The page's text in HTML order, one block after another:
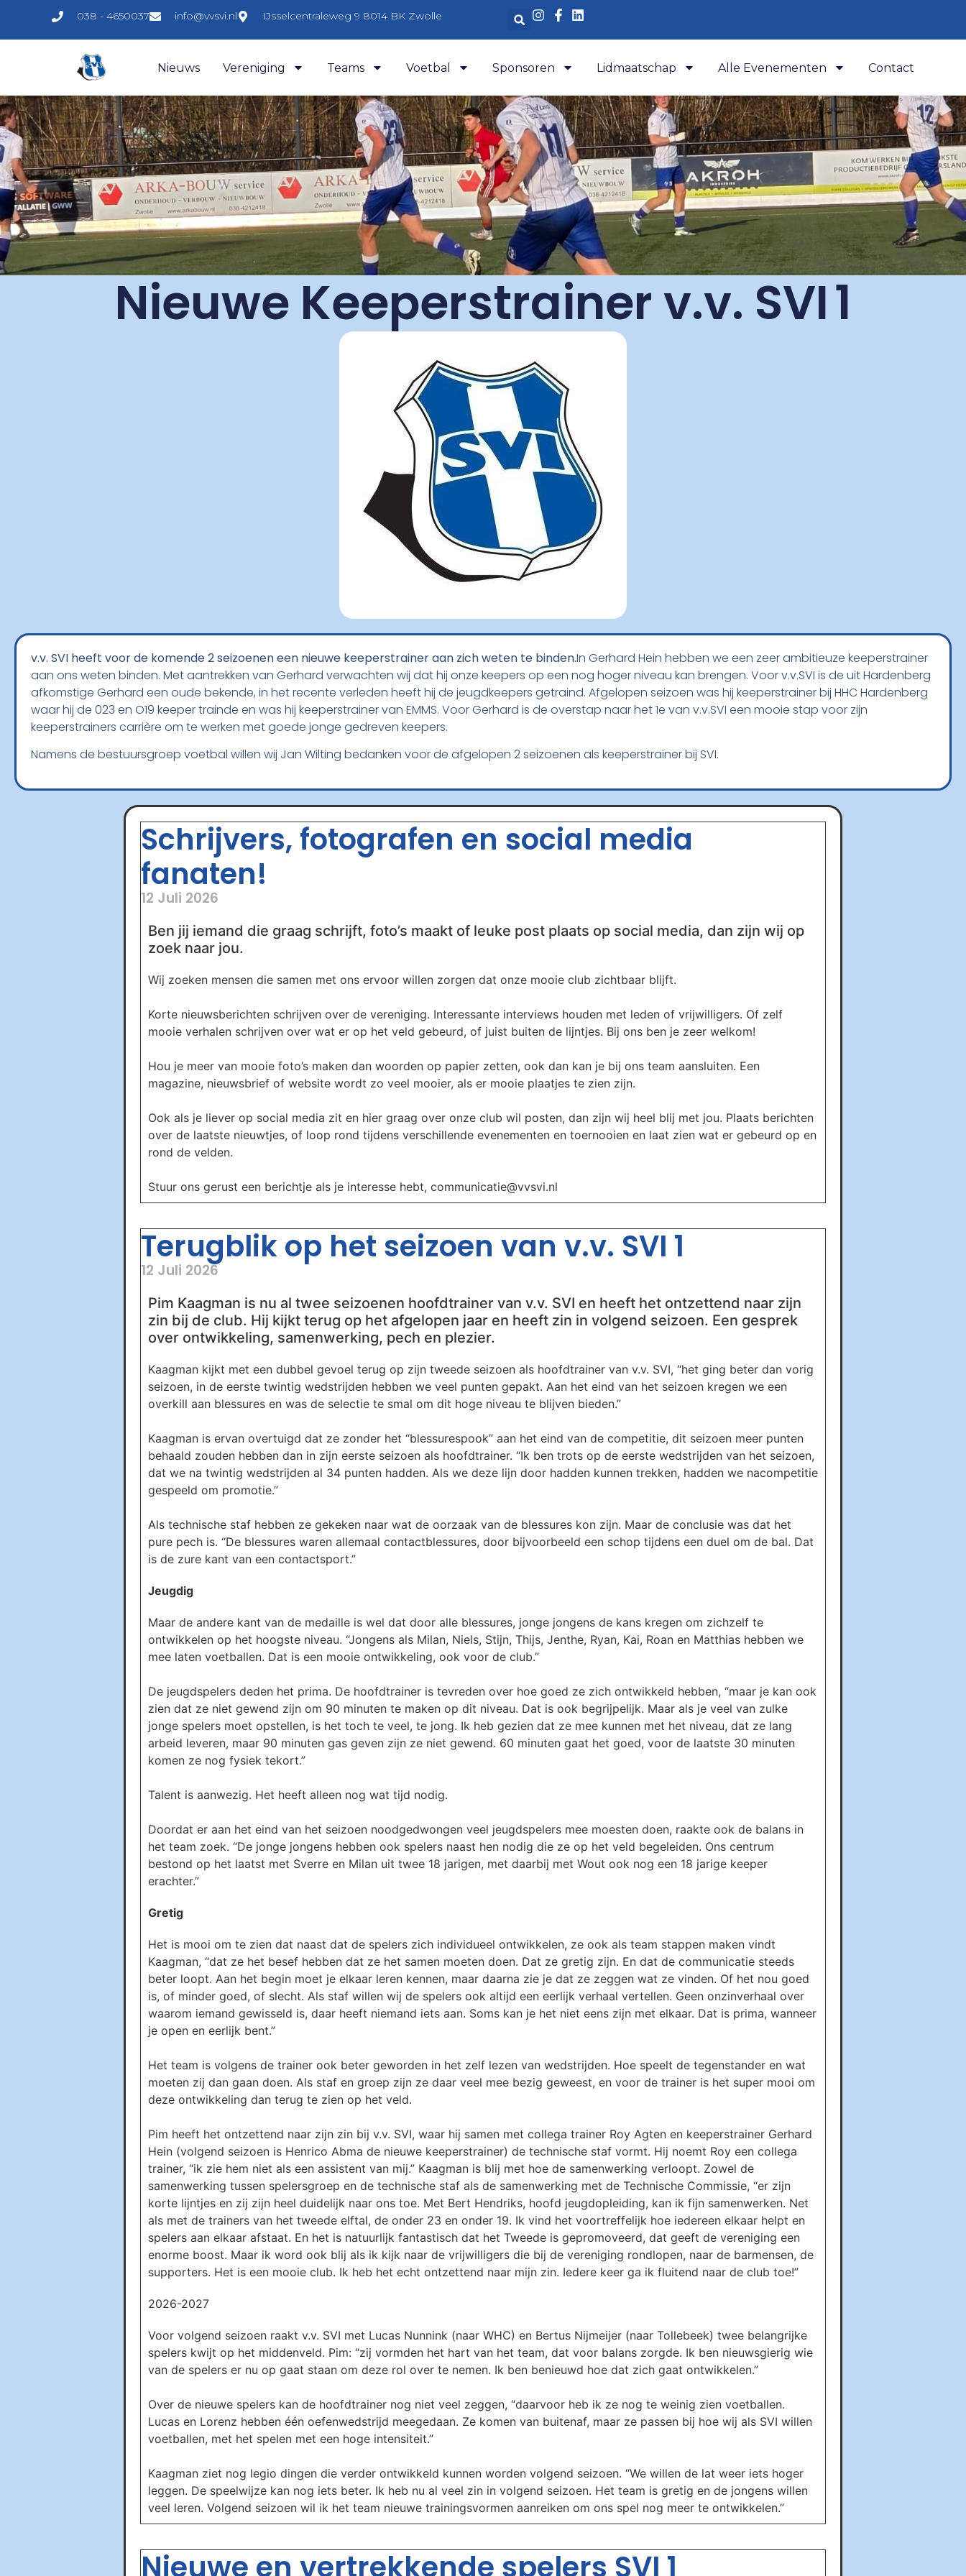
038 - 4650037 info@vvsvi.nl IJsselcentraleweg 9 8014 BK Zwolle
Nieuws Vereniging Teams Voetbal Sponsoren Lidmaatschap Alle Evenementen Contact
Nieuwe Keeperstrainer v.v. SVI 1
v.v. SVI heeft voor de komende 2 seizoenen een nieuwe keeperstrainer aan zich weten te binden.In Gerhard Hein hebben we een zeer ambitieuze keeperstrainer
aan ons weten binden. Met aantrekken van Gerhard verwachten wij dat hij onze keepers op een nog hoger niveau kan brengen. Voor v.v.SVI is de uit Hardenberg
afkomstige Gerhard een oude bekende, in het recente verleden heeft hij de jeugdkeepers getraind. Afgelopen seizoen was hij keeperstrainer bij HHC Hardenberg
waar hij de 023 en O19 keeper trainde en was hij keeperstrainer van EMMS. Voor Gerhard is de overstap naar het 1e van v.v.SVI een mooie stap voor zijn
keeperstrainers carrière om te werken met goede jonge gedreven keepers.
Namens de bestuursgroep voetbal willen wij Jan Wilting bedanken voor de afgelopen 2 seizoenen als keeperstrainer bij SVI.
Schrijvers, fotografen en social media
fanaten!
12 Juli 2026
Ben jij iemand die graag schrijft, foto’s maakt of leuke post plaats op social media, dan zijn wij op
zoek naar jou.
Wij zoeken mensen die samen met ons ervoor willen zorgen dat onze mooie club zichtbaar blijft.
Korte nieuwsberichten schrijven over de vereniging. Interessante interviews houden met leden of vrijwilligers. Of zelf
mooie verhalen schrijven over wat er op het veld gebeurd, of juist buiten de lijntjes. Bij ons ben je zeer welkom!
Hou je meer van mooie foto’s maken dan woorden op papier zetten, ook dan kan je bij ons team aansluiten. Een
magazine, nieuwsbrief of website wordt zo veel mooier, als er mooie plaatjes te zien zijn.
Ook als je liever op social media zit en hier graag over onze club wil posten, dan zijn wij heel blij met jou. Plaats berichten
over de laatste nieuwtjes, of loop rond tijdens verschillende evenementen en toernooien en laat zien wat er gebeurd op en
rond de velden.
Stuur ons gerust een berichtje als je interesse hebt, communicatie@vvsvi.nl
Terugblik op het seizoen van v.v. SVI 1
12 Juli 2026
Pim Kaagman is nu al twee seizoenen hoofdtrainer van v.v. SVI en heeft het ontzettend naar zijn
zin bij de club. Hij kijkt terug op het afgelopen jaar en heeft zin in volgend seizoen. Een gesprek
over ontwikkeling, samenwerking, pech en plezier.
Kaagman kijkt met een dubbel gevoel terug op zijn tweede seizoen als hoofdtrainer van v.v. SVI, “het ging beter dan vorig
seizoen, in de eerste twintig wedstrijden hebben we veel punten gepakt. Aan het eind van het seizoen kregen we een
overkill aan blessures en was de selectie te smal om dit hoge niveau te blijven bieden.”
Kaagman is ervan overtuigd dat ze zonder het “blessurespook” aan het eind van de competitie, dit seizoen meer punten
behaald zouden hebben dan in zijn eerste seizoen als hoofdtrainer. “Ik ben trots op de eerste wedstrijden van het seizoen,
dat we na twintig wedstrijden al 34 punten hadden. Als we deze lijn door hadden kunnen trekken, hadden we nacompetitie
gespeeld om promotie.”
Als technische staf hebben ze gekeken naar wat de oorzaak van de blessures kon zijn. Maar de conclusie was dat het
pure pech is. “De blessures waren allemaal contactblessures, door bijvoorbeeld een schop tijdens een duel om de bal. Dat
is de zure kant van een contactsport.”
Jeugdig
Maar de andere kant van de medaille is wel dat door alle blessures, jonge jongens de kans kregen om zichzelf te
ontwikkelen op het hoogste niveau. “Jongens als Milan, Niels, Stijn, Thijs, Jenthe, Ryan, Kai, Roan en Matthias hebben we
mee laten voetballen. Dat is een mooie ontwikkeling, ook voor de club.”
De jeugdspelers deden het prima. De hoofdtrainer is tevreden over hoe goed ze zich ontwikkeld hebben, “maar je kan ook
zien dat ze niet gewend zijn om 90 minuten te maken op dit niveau. Dat is ook begrijpelijk. Maar als je veel van zulke
jonge spelers moet opstellen, is het toch te veel, te jong. Ik heb gezien dat ze mee kunnen met het niveau, dat ze lang
arbeid leveren, maar 90 minuten gas geven zijn ze niet gewend. 60 minuten gaat het goed, voor de laatste 30 minuten
komen ze nog fysiek tekort.”
Talent is aanwezig. Het heeft alleen nog wat tijd nodig.
Doordat er aan het eind van het seizoen noodgedwongen veel jeugdspelers mee moesten doen, raakte ook de balans in
het team zoek. “De jonge jongens hebben ook spelers naast hen nodig die ze op het veld begeleiden. Ons centrum
bestond op het laatst met Sverre en Milan uit twee 18 jarigen, met daarbij met Wout ook nog een 18 jarige keeper
erachter.”
Gretig
Het is mooi om te zien dat naast dat de spelers zich individueel ontwikkelen, ze ook als team stappen maken vindt
Kaagman, “dat ze het besef hebben dat ze het samen moeten doen. Dat ze gretig zijn. En dat de communicatie steeds
beter loopt. Aan het begin moet je elkaar leren kennen, maar daarna zie je dat ze zeggen wat ze vinden. Of het nou goed
is, of minder goed, of slecht. Als staf willen wij de spelers ook altijd een eerlijk verhaal vertellen. Geen onzinverhaal over
waarom iemand gewisseld is, daar heeft niemand iets aan. Soms kan je het niet eens zijn met elkaar. Dat is prima, wanneer
je open en eerlijk bent.”
Het team is volgens de trainer ook beter geworden in het zelf lezen van wedstrijden. Hoe speelt de tegenstander en wat
moeten zij dan gaan doen. Als staf en groep zijn ze daar veel mee bezig geweest, en voor de trainer is het super mooi om
deze ontwikkeling dan terug te zien op het veld.
Pim heeft het ontzettend naar zijn zin bij v.v. SVI, waar hij samen met collega trainer Roy Agten en keeperstrainer Gerhard
Hein (volgend seizoen is Henrico Abma de nieuwe keeperstrainer) de technische staf vormt. Hij noemt Roy een collega
trainer, “ik zie hem niet als een assistent van mij.” Kaagman is blij met hoe de samenwerking verloopt. Zowel de
samenwerking tussen spelersgroep en de technische staf als de samenwerking met de Technische Commissie, “er zijn
korte lijntjes en zij zijn heel duidelijk naar ons toe. Met Bert Hendriks, hoofd jeugdopleiding, kan ik fijn samenwerken. Net
als met de trainers van het tweede elftal, de onder 23 en onder 19. Ik vind het voortreffelijk hoe iedereen elkaar helpt en
spelers aan elkaar afstaat. En het is natuurlijk fantastisch dat het Tweede is gepromoveerd, dat geeft de vereniging een
enorme boost. Maar ik word ook blij als ik kijk naar de vrijwilligers die bij de vereniging rondlopen, naar de barmensen, de
supporters. Het is een mooie club. Ik heb het echt ontzettend naar mijn zin. Iedere keer ga ik fluitend naar de club toe!”
2026-2027
Voor volgend seizoen raakt v.v. SVI met Lucas Nunnink (naar WHC) en Bertus Nijmeijer (naar Tollebeek) twee belangrijke
spelers kwijt op het middenveld. Pim: “zij vormden het hart van het team, dat voor balans zorgde. Ik ben nieuwsgierig wie
van de spelers er nu op gaat staan om deze rol over te nemen. Ik ben benieuwd hoe dat zich gaat ontwikkelen.”
Over de nieuwe spelers kan de hoofdtrainer nog niet veel zeggen, “daarvoor heb ik ze nog te weinig zien voetballen.
Lucas en Lorenz hebben één oefenwedstrijd meegedaan. Ze komen van buitenaf, maar ze passen bij hoe wij als SVI willen
voetballen, met het spelen met een hoge intensiteit.”
Kaagman ziet nog legio dingen die verder ontwikkeld kunnen worden volgend seizoen. “We willen de lat weer iets hoger
leggen. De speelwijze kan nog iets beter. Ik heb nu al veel zin in volgend seizoen. Het team is gretig en de jongens willen
veel leren. Volgend seizoen wil ik het team nieuwe trainingsvormen aanreiken om ons spel nog meer te ontwikkelen.”
Nieuwe en vertrekkende spelers SVI 1